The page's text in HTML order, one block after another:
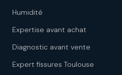
Humidité
Expertise avant achat
Diagnostic avant vente
Expert fissures Toulouse